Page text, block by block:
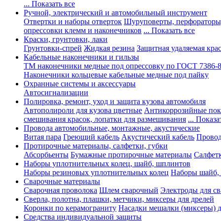
... Показать все
Ручной, электрический и автомобильный инструмент
Отвертки и наборы отверток Шуруповерты,
опрессовки клемм и наконечников ... Показать все
Краски, грунтовки, лаки
Грунтовки-спрей Жидкая резина Защитная удаляемая
Кабельные наконечники и гильзы
ТМ наконечники медные под опрессовку по ГОСТ 7386-
Наконечники кольцевые кабельные медные под пайку
Охранные системы и аксессуары
Автосигнализации
Полировка, ремонт, уход и защита кузова автомобиля
Автополироли для кузова цветные Антикоррозийные
смешивания красок, лопатки для размешивания ...
Провода автомобильные, монтажные, акустические
Витая пара Греющий кабель Акустический кабель
Протирочные материалы, салфетки, губки
Абсорбьенты Бумажные протирочные материалы
Наборы уплотнительных колец, шайб, шплинтов
Наборы резиновых уплотнительных колец Наборы шайб,
Сварочные материалы
Сварочная проволока Шлем сварочный Электроды для
Сверла, полотна, плашки, метчики, миксеры для дрелей
Коронки по керамограниту Насадки мешалки (миксеры)
Средства индивидуальной защиты